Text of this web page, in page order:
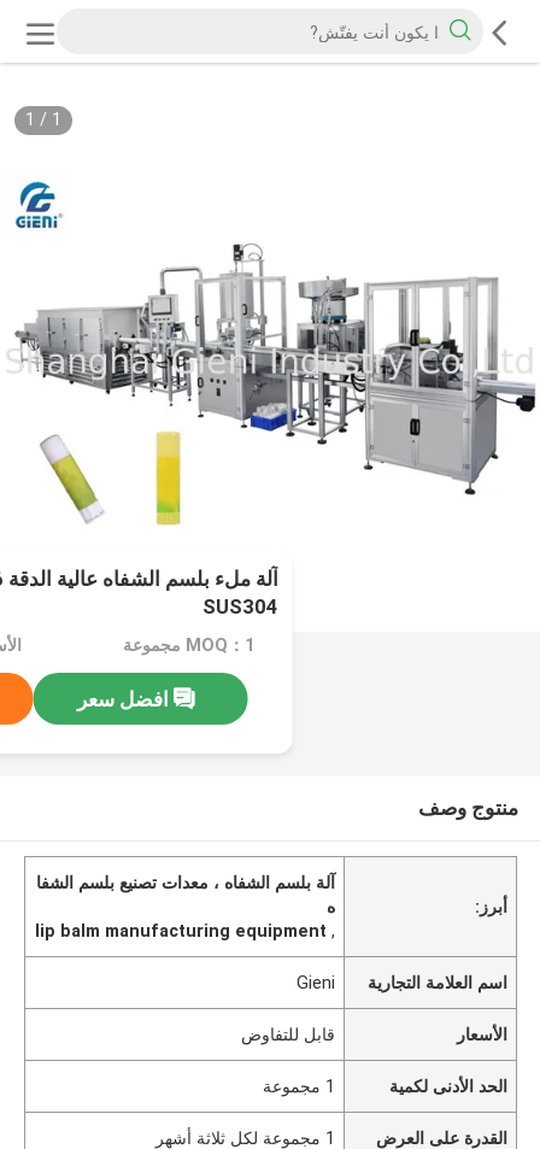
1
/
1
SUS304
MOQ：1 مجموعة
افضل سعر
منتوج وصف
أبرز:
آلة بلسم الشفاه ، معدات تصنيع بلسم الشفا
ه
,
lip balm manufacturing equipment
اسم العلامة التجارية Gieni
الأسعار قابل للتفاوض
الحد الأدنى لكمية 1 مجموعة
القدرة على العرض 1 مجموعة لكل ثلاثة أشهر